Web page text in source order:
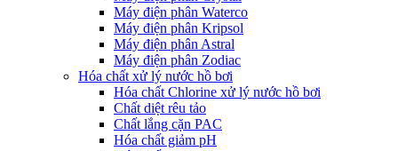
Máy điện phân Waterco
Máy điện phân Kripsol
Máy điện phân Astral
Máy điện phân Zodiac
Hóa chất xử lý nước hồ bơi
Hóa chất Chlorine xử lý nước hồ bơi
Chất diệt rêu tảo
Chất lắng cặn PAC
Hóa chất giảm pH